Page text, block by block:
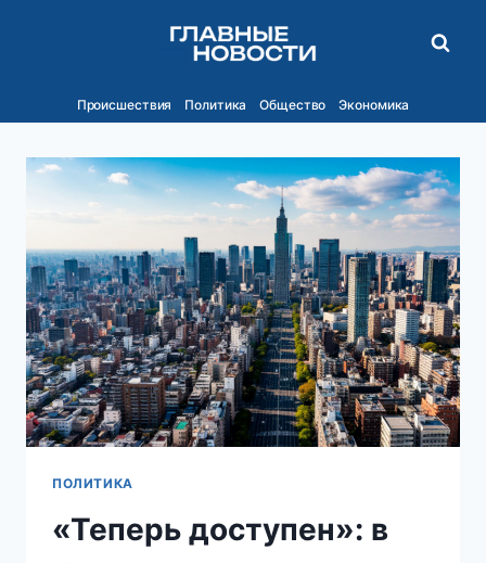
Происшествия Политика Общество Экономика
ПОЛИТИКА
«Теперь доступен»: в